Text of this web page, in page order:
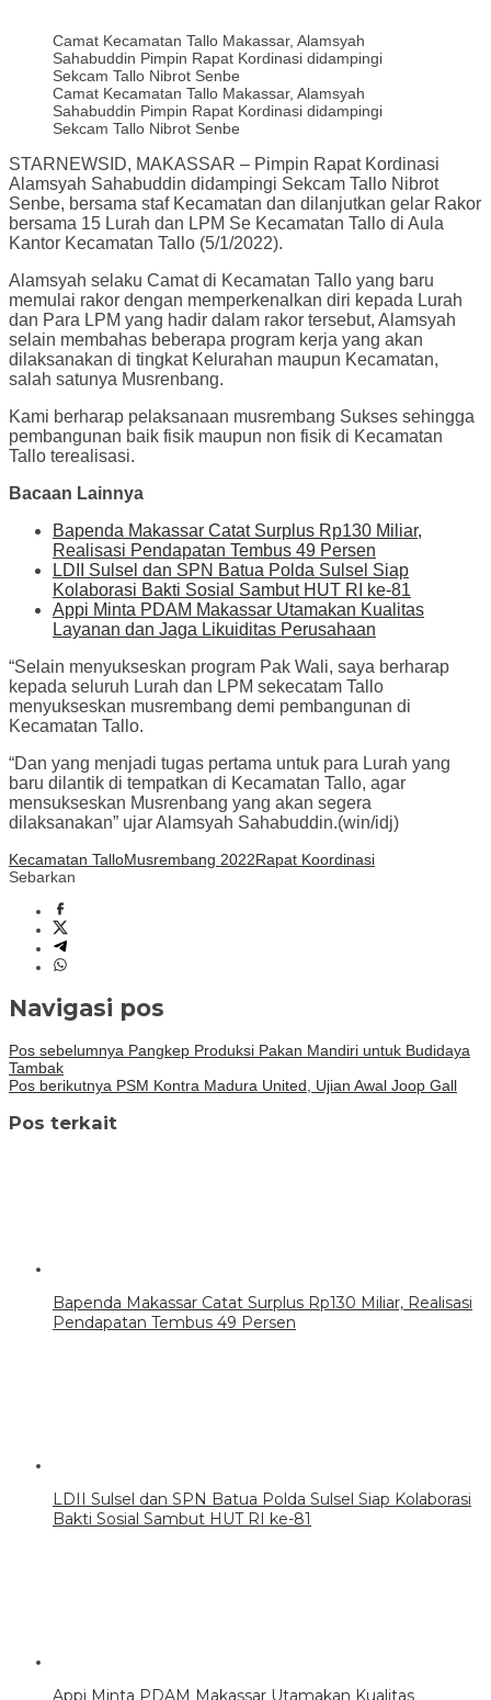
Camat Kecamatan Tallo Makassar, Alamsyah
Sahabuddin Pimpin Rapat Kordinasi didampingi
Sekcam Tallo Nibrot Senbe
Camat Kecamatan Tallo Makassar, Alamsyah
Sahabuddin Pimpin Rapat Kordinasi didampingi
Sekcam Tallo Nibrot Senbe
STARNEWSID, MAKASSAR – Pimpin Rapat Kordinasi
Alamsyah Sahabuddin didampingi Sekcam Tallo Nibrot
Senbe, bersama staf Kecamatan dan dilanjutkan gelar Rakor
bersama 15 Lurah dan LPM Se Kecamatan Tallo di Aula
Kantor Kecamatan Tallo (5/1/2022).
Alamsyah selaku Camat di Kecamatan Tallo yang baru
memulai rakor dengan memperkenalkan diri kepada Lurah
dan Para LPM yang hadir dalam rakor tersebut, Alamsyah
selain membahas beberapa program kerja yang akan
dilaksanakan di tingkat Kelurahan maupun Kecamatan,
salah satunya Musrenbang.
Kami berharap pelaksanaan musrembang Sukses sehingga
pembangunan baik fisik maupun non fisik di Kecamatan
Tallo terealisasi.
Bacaan Lainnya
Bapenda Makassar Catat Surplus Rp130 Miliar,
Realisasi Pendapatan Tembus 49 Persen
LDII Sulsel dan SPN Batua Polda Sulsel Siap
Kolaborasi Bakti Sosial Sambut HUT RI ke-81
Appi Minta PDAM Makassar Utamakan Kualitas
Layanan dan Jaga Likuiditas Perusahaan
“Selain menyukseskan program Pak Wali, saya berharap
kepada seluruh Lurah dan LPM sekecatam Tallo
menyukseskan musrembang demi pembangunan di
Kecamatan Tallo.
“Dan yang menjadi tugas pertama untuk para Lurah yang
baru dilantik di tempatkan di Kecamatan Tallo, agar
mensukseskan Musrenbang yang akan segera
dilaksanakan” ujar Alamsyah Sahabuddin.(win/idj)
Kecamatan TalloMusrembang 2022Rapat Koordinasi
Sebarkan
Navigasi pos
Pos sebelumnya Pangkep Produksi Pakan Mandiri untuk Budidaya
Tambak
Pos berikutnya PSM Kontra Madura United, Ujian Awal Joop Gall
Pos terkait
Bapenda Makassar Catat Surplus Rp130 Miliar, Realisasi
Pendapatan Tembus 49 Persen
LDII Sulsel dan SPN Batua Polda Sulsel Siap Kolaborasi
Bakti Sosial Sambut HUT RI ke-81
Appi Minta PDAM Makassar Utamakan Kualitas